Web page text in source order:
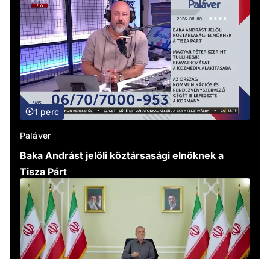
1 perc
Paláver
Baka Andrást jelöli köztársasági elnöknek a
Tisza Párt